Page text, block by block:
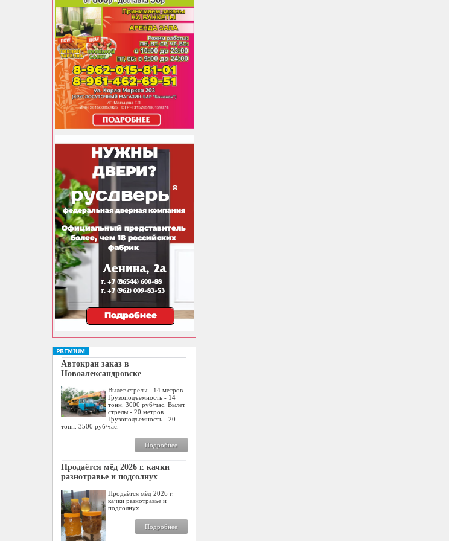
Автокран заказ в
Новоалександровске
Вылет стрелы - 14 метров.
Грузоподъемность - 14
тонн. 3000 руб/час. Вылет
стрелы - 20 метров.
Грузоподъемность - 20
тонн. 3500 руб/час.
Подробнее
Продаётся мёд 2026 г. качки
разнотравье и подсолнух
Продаётся мёд 2026 г.
качки разнотравье и
подсолнух
Подробнее